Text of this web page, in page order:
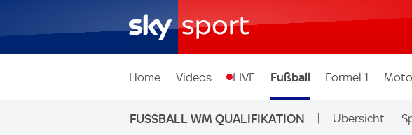
Home Videos LIVE Fußball Formel 1
FUSSBALL WM QUALIFIKATION Übersicht